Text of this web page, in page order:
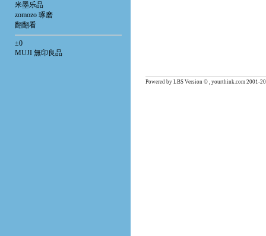
米墨乐品
zomozo 琢磨
翻翻看
±0
MUJI 無印良品
Powered by LBS Version © , yourthink.com 2001-